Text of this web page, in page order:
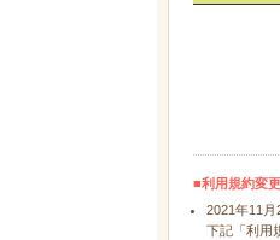
■利用規約変
2021年11月
下記「利用